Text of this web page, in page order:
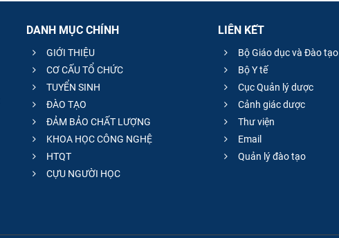
DANH MỤC CHÍNH
GIỚI THIỆU
CƠ CẤU TỔ CHỨC
TUYỂN SINH
ĐÀO TẠO
ĐẢM BẢO CHẤT LƯỢNG
KHOA HỌC CÔNG NGHỆ
HTQT
CỰU NGƯỜI HỌC
LIÊN KẾT
Bộ Giáo dục và Đào tạo
Bộ Y tế
Cục Quản lý dược
Cảnh giác dược
Thư viện
Email
Quản lý đào tạo